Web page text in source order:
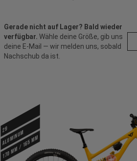
Gerade nicht auf Lager? Bald wieder
verfügbar. Wähle deine Größe, gib uns
deine E-Mail — wir melden uns, sobald
Nachschub da ist.
29
ALUMINUM
170 mm / 165 mm